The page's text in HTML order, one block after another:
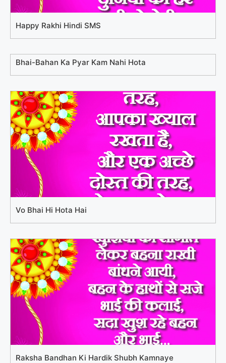
Happy Rakhi Hindi SMS
Bhai-Bahan Ka Pyar Kam Nahi Hota
Vo Bhai Hi Hota Hai
Raksha Bandhan Ki Hardik Shubh Kamnaye